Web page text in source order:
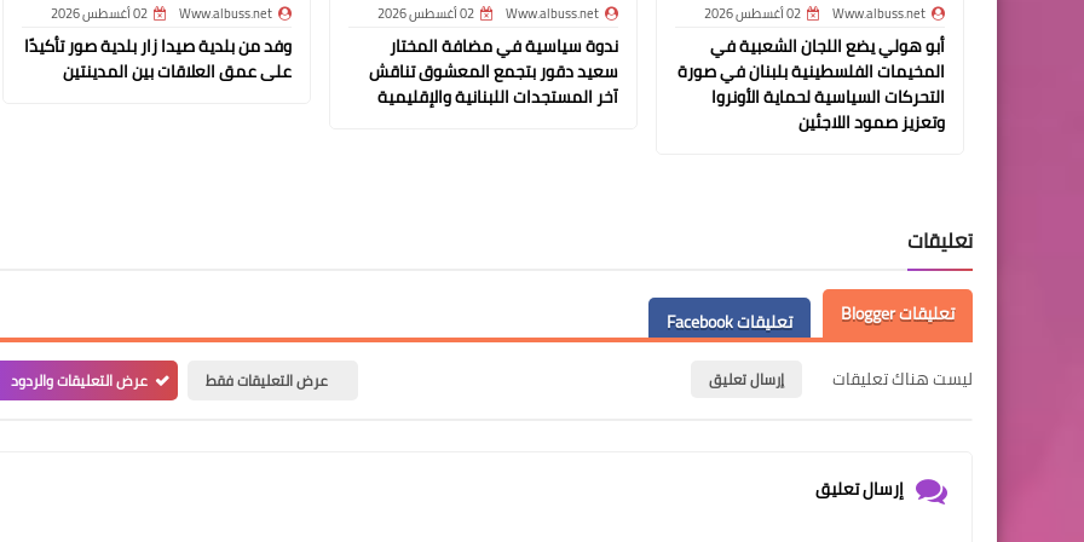
Www.albuss.net 02 أغسطس 2026
أبو هولي يضع اللجان الشعبية في
المخيمات الفلسطينية بلبنان في صورة
التحركات السياسية لحماية الأونروا
وتعزيز صمود اللاجئين
Www.albuss.net 02 أغسطس 2026
ندوة سياسية في مضافة المختار
سعيد دقور بتجمع المعشوق تناقش
آخر المستجدات اللبنانية والإقليمية
Www.albuss.net 02 أغسطس 2026
وفد من بلدية صيدا زار بلدية صور تأكيدًا
على عمق العلاقات بين المدينتين
تعليقات
تعليقات Blogger
تعليقات Facebook
ليست هناك تعليقات
إرسال تعليق عرض التعليقات فقط عرض التعليقات والردود
إرسال تعليق
Www.albuss.net
13 يناير 2022